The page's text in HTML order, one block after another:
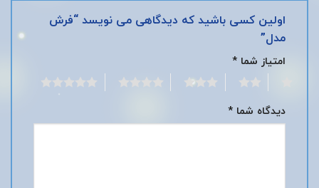
اولین کسی باشید که دیدگاهی می نویسد “فرش
مدل”
امتیاز شما *
دیدگاه شما *